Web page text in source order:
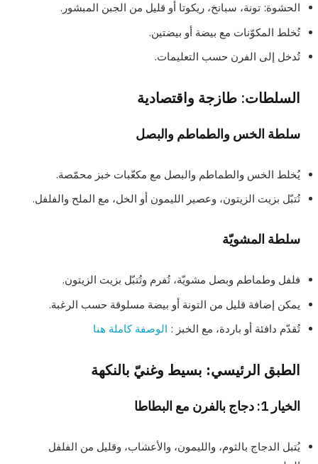
الحشوة: تونة، سبانخ، ريكوتا أو قليل من الجبن المبشور.
تُخلط المكوّنات مع بيضة أو بيضتين.
تُدخل إلى الفرن حسب التعليمات.
السلطات: طازجة واقتصادية
سلطة الخس والطماطم والبصل
يُخلط الخس والطماطم والبصل مع مكعّبات خبز محمّصة.
تُتبّل بزيت الزيتون، وعصير الليمون أو الخل، مع الملح والفلفل.
سلطة المشويّة
فلفل وطماطم وبصل مشويّة، تُفرم وتُتبّل بزيت الزيتون.
يمكن إضافة قليل من التونة أو بيضة مسلوقة حسب الرغبة.
تُقدّم دافئة أو باردة، مع الخبز : الوصفة كاملة هنا
الطبق الرئيسي: بسيط وغنيّ بالنكهة
الخيار 1: دجاج بالفرن مع البطاطا
يُتبل الدجاج بالثوم، والليمون، والأعشاب، وقليل من الفلفل